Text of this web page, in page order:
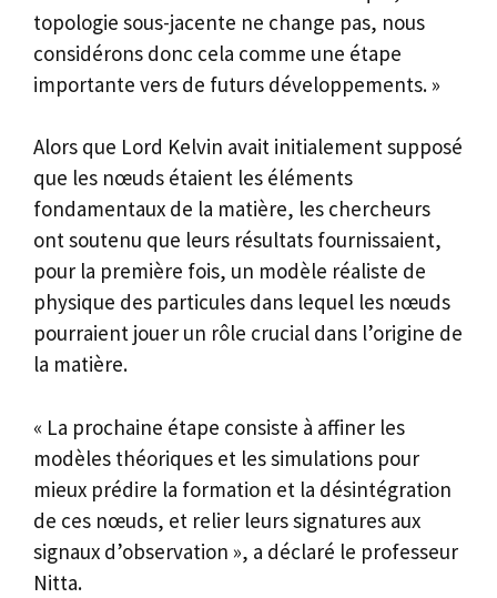
topologie sous-jacente ne change pas, nous
considérons donc cela comme une étape
importante vers de futurs développements. »
Alors que Lord Kelvin avait initialement supposé
que les nœuds étaient les éléments
fondamentaux de la matière, les chercheurs
ont soutenu que leurs résultats fournissaient,
pour la première fois, un modèle réaliste de
physique des particules dans lequel les nœuds
pourraient jouer un rôle crucial dans l’origine de
la matière.
« La prochaine étape consiste à affiner les
modèles théoriques et les simulations pour
mieux prédire la formation et la désintégration
de ces nœuds, et relier leurs signatures aux
signaux d’observation », a déclaré le professeur
Nitta.